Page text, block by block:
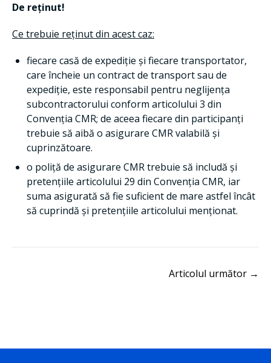
De reținut!
Ce trebuie reținut din acest caz:
fiecare casă de expediție și fiecare transportator,
care încheie un contract de transport sau de
expediție, este responsabil pentru neglijența
subcontractorului conform articolului 3 din
Convenția CMR; de aceea fiecare din participanți
trebuie să aibă o asigurare CMR valabilă și
cuprinzătoare.
o poliță de asigurare CMR trebuie să includă și
pretențiile articolului 29 din Convenția CMR, iar
suma asigurată să fie suficient de mare astfel încât
să cuprindă și pretențiile articolului menționat.
Articolul următor →